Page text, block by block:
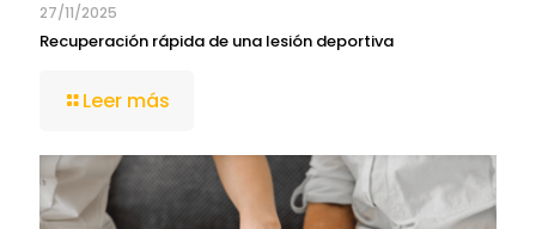
27/11/2025
Recuperación rápida de una lesión deportiva
Leer más